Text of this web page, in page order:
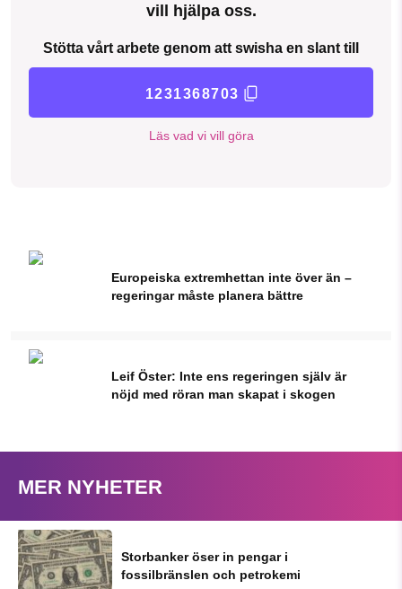
vill hjälpa oss.
Stötta vårt arbete genom att swisha en slant till
1231368703
Läs vad vi vill göra
Europeiska extremhettan inte över än –
regeringar måste planera bättre
Leif Öster: Inte ens regeringen själv är
nöjd med röran man skapat i skogen
MER NYHETER
Storbanker öser in pengar i
fossilbränslen och petrokemi